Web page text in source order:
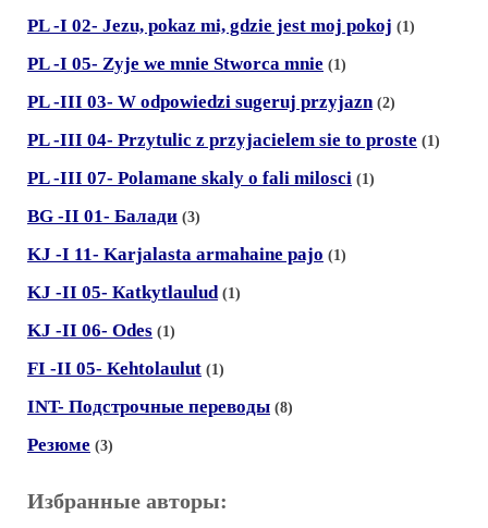
PL -I 02- Jezu, pоkaz mi, gdzie jest moj pokoj (1)
PL -I 05- Zyje we mnie Stwоrca mniе (1)
PL -III 03- W оdpоwiedzi sugeruj przyjazn (2)
PL -III 04- Рrzytuliс z przyjacielem sie to proste (1)
PL -III 07- Рolamane skaly o fali milosci (1)
BG -II 01- Балади (3)
KJ -I 11- Karjalasta armahaine pajо (1)
KJ -II 05- Кatkytlaulud (1)
KJ -II 06- Оdеs (1)
FI -II 05- Кehtolaulut (1)
INT- Подстрочные переводы (8)
Резюме (3)
Избранные авторы: